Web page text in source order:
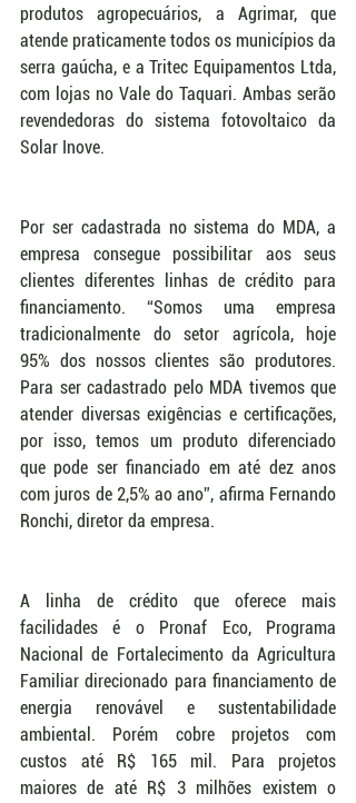
produtos agropecuários, a Agrimar, que
atende praticamente todos os municípios da
serra gaúcha, e a Tritec Equipamentos Ltda,
com lojas no Vale do Taquari. Ambas serão
revendedoras do sistema fotovoltaico da
Solar Inove.
Por ser cadastrada no sistema do MDA, a
empresa consegue possibilitar aos seus
clientes diferentes linhas de crédito para
financiamento. “Somos uma empresa
tradicionalmente do setor agrícola, hoje
95% dos nossos clientes são produtores.
Para ser cadastrado pelo MDA tivemos que
atender diversas exigências e certificações,
por isso, temos um produto diferenciado
que pode ser financiado em até dez anos
com juros de 2,5% ao ano”, afirma Fernando
Ronchi, diretor da empresa.
A linha de crédito que oferece mais
facilidades é o Pronaf Eco, Programa
Nacional de Fortalecimento da Agricultura
Familiar direcionado para financiamento de
energia renovável e sustentabilidade
ambiental. Porém cobre projetos com
custos até R$ 165 mil. Para projetos
maiores de até R$ 3 milhões existem o